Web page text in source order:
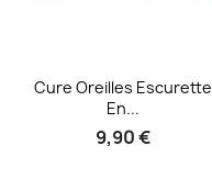
Aperçu rapide
Cure Oreilles Escurette
En...
9,90 €